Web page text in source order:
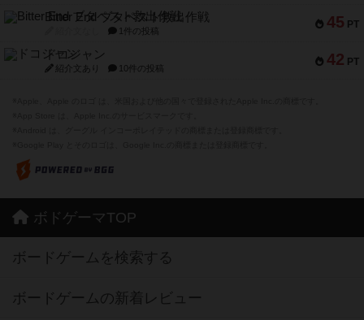
45 PT
Bitter End ブタペスト救出作戦
1件の投稿
42 PT
ドコジャン
紹介文あり 10件の投稿
ボドゲーマTOP
ボードゲームを検索する
ボードゲームの新着レビュー